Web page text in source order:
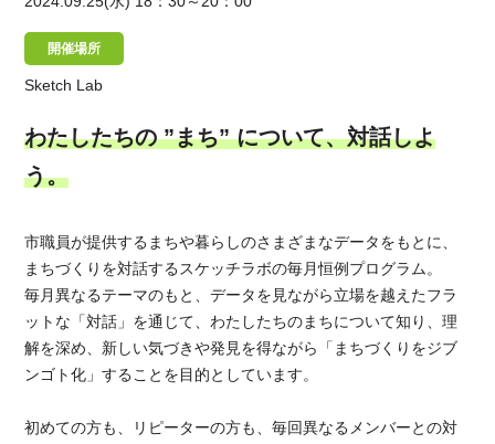
開催場所
Sketch Lab
わたしたちの ”まち” について、対話しよ
う。
市職員が提供するまちや暮らしのさまざまなデータをもとに、
まちづくりを対話するスケッチラボの毎月恒例プログラム。
毎月異なるテーマのもと、データを見ながら立場を越えたフラ
ットな「対話」を通じて、わたしたちのまちについて知り、理
解を深め、新しい気づきや発見を得ながら「まちづくりをジブ
ンゴト化」することを目的としています。
初めての方も、リピーターの方も、毎回異なるメンバーとの対